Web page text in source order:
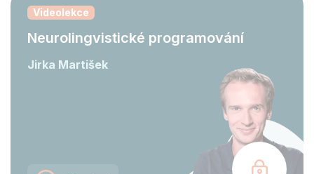
Videolekce
Neurolingvistické programování
Jirka Martišek